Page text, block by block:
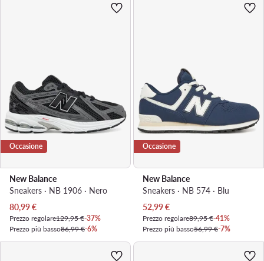
Occasione
New Balance
Sneakers · NB 1906 · Nero
Prezzo attuale
80,99€
Prezzo regolare129,95 €-37%
Prezzo più basso86,99 €-6%
Occasione
New Balance
Sneakers · NB 574 · Blu
Prezzo attuale
52,99€
Prezzo regolare89,95 €-41%
Prezzo più basso56,99 €-7%